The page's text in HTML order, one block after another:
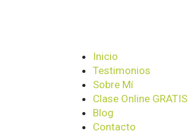
Inicio
Testimonios
Sobre Mí
Clase Online GRATIS
Blog
Contacto